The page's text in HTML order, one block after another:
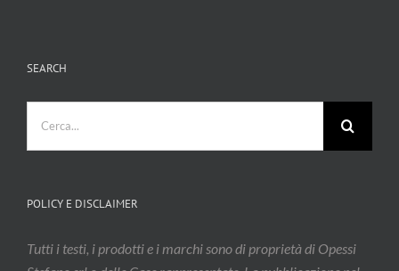
SEARCH
per:
POLICY E DISCLAIMER
Tutti i testi, i prodotti e i marchi sono di proprietà di Opessi